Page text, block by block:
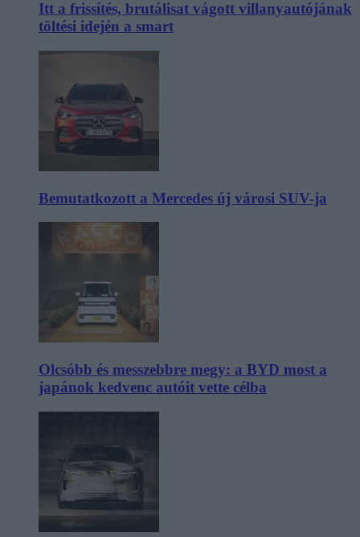
Itt a frissítés, brutálisat vágott villanyautójának
töltési idején a smart
Bemutatkozott a Mercedes új városi SUV-ja
Olcsóbb és messzebbre megy: a BYD most a
japánok kedvenc autóit vette célba